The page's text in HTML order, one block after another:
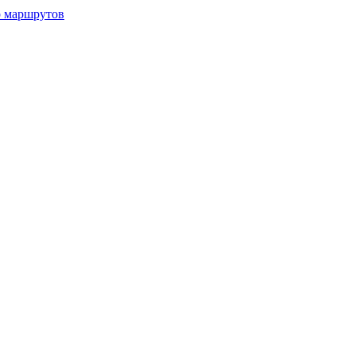
маршрутов